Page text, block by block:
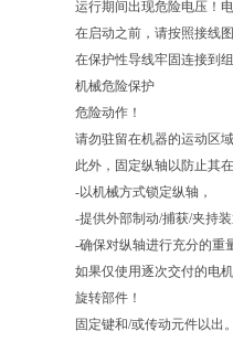
运行期间出现危险电压！
在启动之前，请按照接线
在保护性导线牢固连接到
机械危险保护
危险动作！
请勿驻留在机器的运动区
此外，固定纵轴以防止其
-以机械方式锁定纵轴，
-提供外部制动/捕获/夹持
-确保对纵轴进行充分的重
如果仅使用逐次交付的电
旋转部件！
固定键和/或传动元件以出